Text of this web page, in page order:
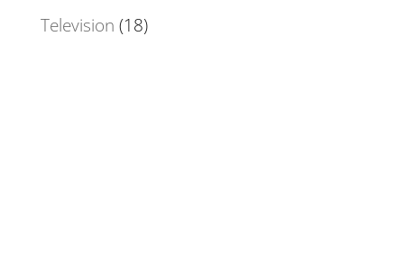
Television (18)